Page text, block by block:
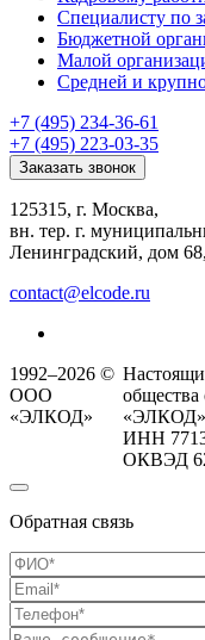
Специалисту по
Бюджетной
Малой
Средней и
+7 (495) 234-36-61
+7 (495) 223-03-35
Заказать звонок
125315, г. Москва,
вн. тер. г.
Ленинградский, дом
contact@elcode.ru
1992–2026 ©
ООО
«ЭЛКОД»
общества
ИНН
ОКВЭД
Обратная связь